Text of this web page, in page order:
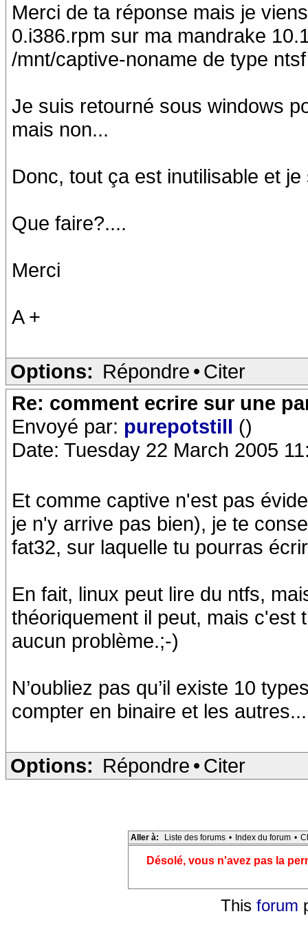
Merci de ta réponse mais je
0.i386.rpm sur ma mandrake
/mnt/captive-noname de type
Je suis retourné sous windows
mais non...
Donc, tout ça est inutilisable et
Que faire?....
Merci
A +
Options: Répondre • Citer
Re: comment ecrire sur une
Envoyé par: purepotstill ()
Date: Tuesday 22 March 2005
Et comme captive n'est pas
je n'y arrive pas bien), je te
fat32, sur laquelle tu pourras
En fait, linux peut lire du ntfs,
théoriquement il peut, mais c'est
aucun problème.;-)
N’oubliez pas qu’il existe 10
compter en binaire et les autres...
Options: Répondre • Citer
Aller à: Liste des forums • Index du forum •
Désolé, vous n'avez pas la
This forum